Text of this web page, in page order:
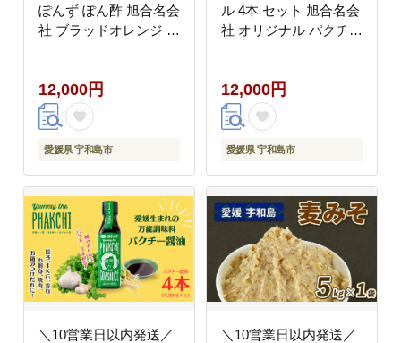
ぽんず ぽん酢 旭合名会
社 ブラッドオレンジ 青
すだち 酸橘 ポンズ 万
能調味料 調味料 セット
酢 鍋 タレ サラダ 豆腐
料理 冷奴 しゃぶしゃぶ
媛 宇和島 J012-052004
12,000円
愛媛県 宇和島市
ル 4本 セット 旭合名会
社 オリジナル パクチー
料 万能だれ 万能ダレ
タレ 餃子 卵かけご飯
冷奴 お刺し身 刺し身
刺身 お刺身 鍋 お鍋 国
052006
12,000円
愛媛県 宇和島市
＼10営業日以内発送／
＼10営業日以内発送／